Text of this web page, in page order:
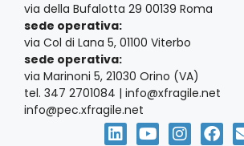
via della Bufalotta 29 00139 Roma
sede operativa:
via Col di Lana 5, 01100 Viterbo
sede operativa:
via Marinoni 5, 21030 Orino (VA)
tel. 347 2701084 | info@xfragile.net
info@pec.xfragile.net